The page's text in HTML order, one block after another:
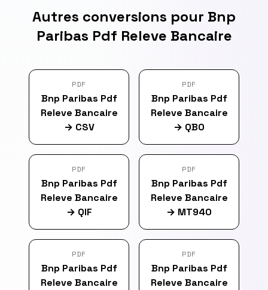
Autres conversions pour Bnp
Paribas Pdf Releve Bancaire
PDF
Bnp Paribas Pdf
Releve Bancaire
→ CSV
PDF
Bnp Paribas Pdf
Releve Bancaire
→ QBO
PDF
Bnp Paribas Pdf
Releve Bancaire
→ QIF
PDF
Bnp Paribas Pdf
Releve Bancaire
→ MT940
PDF
Bnp Paribas Pdf
Releve Bancaire
PDF
Bnp Paribas Pdf
Releve Bancaire